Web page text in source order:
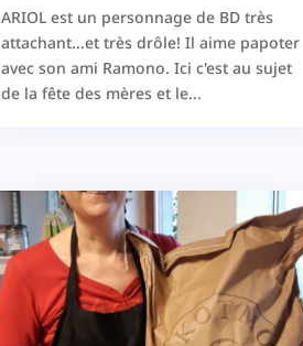
ARIOL est un personnage de BD très
attachant...et très drôle! Il aime papoter
avec son ami Ramono. Ici c'est au sujet
de la fête des mères et le...